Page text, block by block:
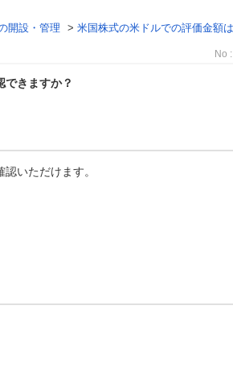
開設・管理 > 米国株式の米ドルでの評価金額
No
できますか？
いただけます。